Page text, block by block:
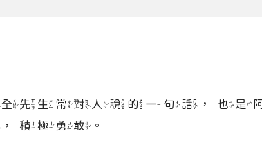
生常對人說的一句話，也是
積極勇敢。